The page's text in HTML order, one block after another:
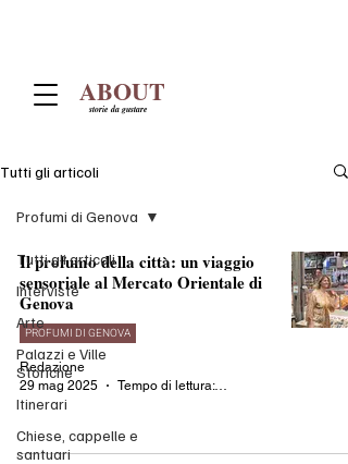
ABOUT
storie da gustare
Tutti gli articoli
Tutti gli articoli
Interviste
Arte
Palazzi e Ville
Storiche
Itinerari
Chiese, cappelle e
santuari
Profumi di Genova
Il profumo della città: un viaggio
sensoriale al Mercato Orientale di
Genova
PROFUMI DI GENOVA
Redazione
29 mag 2025
Tempo di lettura: 3 min